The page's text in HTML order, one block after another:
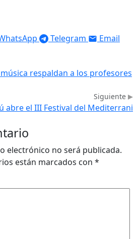
Telegram Email
respaldan a los profesores
Siguiente
abre el III Festival del Mediterrani
electrónico no será publicada.
están marcados con *